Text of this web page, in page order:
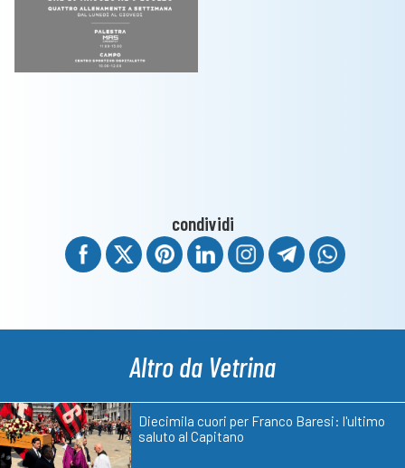
condividi
Altro da Vetrina
Diecimila cuori per Franco Baresi: l'ultimo
saluto al Capitano